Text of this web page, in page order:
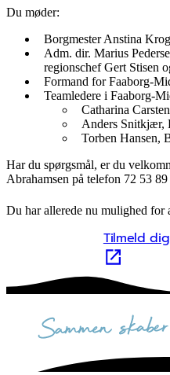
Du møder:
Borgmester Anstina
Adm. dir. Marius
regionschef Gert Stisen
Formand for Faaborg-
Teamledere i Faaborg-
Catharina
Anders Snitkjær,
Torben Hansen,
Har du spørgsmål, er du
Abrahamsen på telefon 72 53
Du har allerede nu mulighed
Tilmeld
sammen skaber vi det